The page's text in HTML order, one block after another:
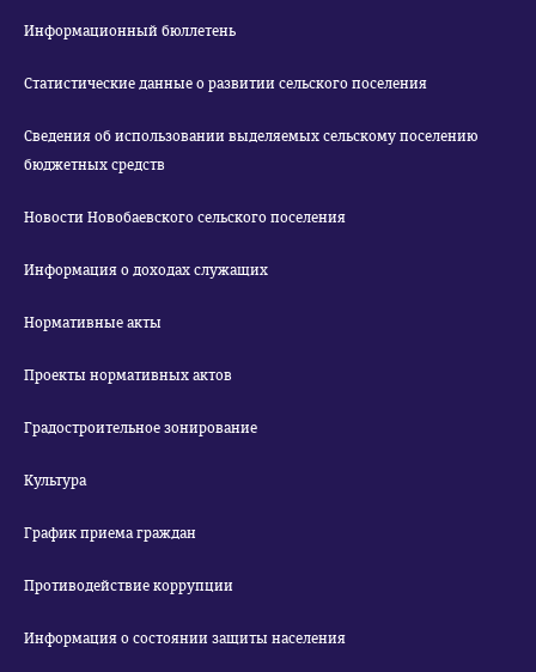
Информационный бюллетень
Статистические данные о развитии сельского поселения
Сведения об использовании выделяемых сельскому поселению
бюджетных средств
Новости Новобаевского сельского поселения
Информация о доходах служащих
Нормативные акты
Проекты нормативных актов
Градостроительное зонирование
Культура
График приема граждан
Противодействие коррупции
Информация о состоянии защиты населения